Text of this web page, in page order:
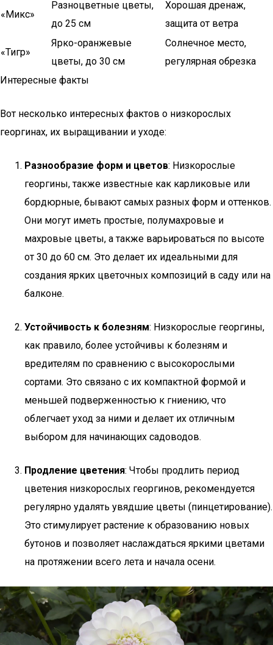
«Микс»
Разноцветные цветы,
до 25 см
Хорошая дренаж,
защита от ветра
«Тигр»
Ярко-оранжевые
цветы, до 30 см
Солнечное место,
регулярная обрезка
Интересные факты
Вот несколько интересных фактов о низкорослых
георгинах, их выращивании и уходе:
Разнообразие форм и цветов: Низкорослые
георгины, также известные как карликовые или
бордюрные, бывают самых разных форм и оттенков.
Они могут иметь простые, полумахровые и
махровые цветы, а также варьироваться по высоте
от 30 до 60 см. Это делает их идеальными для
создания ярких цветочных композиций в саду или на
балконе.
Устойчивость к болезням: Низкорослые георгины,
как правило, более устойчивы к болезням и
вредителям по сравнению с высокорослыми
сортами. Это связано с их компактной формой и
меньшей подверженностью к гниению, что
облегчает уход за ними и делает их отличным
выбором для начинающих садоводов.
Продление цветения: Чтобы продлить период
цветения низкорослых георгинов, рекомендуется
регулярно удалять увядшие цветы (пинцетирование).
Это стимулирует растение к образованию новых
бутонов и позволяет наслаждаться яркими цветами
на протяжении всего лета и начала осени.